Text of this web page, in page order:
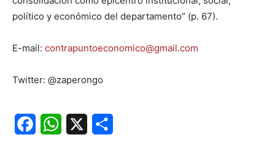
político y económico del departamento” (p. 67).
E-mail: contrapuntoeconomico@gmail.com
Twitter: @zaperongo
FacebookWhatsApp